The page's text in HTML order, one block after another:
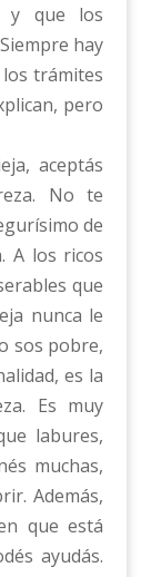
y que los
hay
trámites
pero
aceptás
No te
de
A los ricos
que
nunca le
sos pobre,
es la
Es muy
labures,
muchas,
Además,
que está
ayudás.